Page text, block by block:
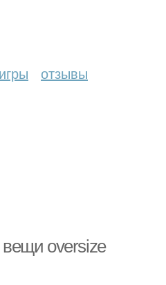
игры отзывы
вещи oversize